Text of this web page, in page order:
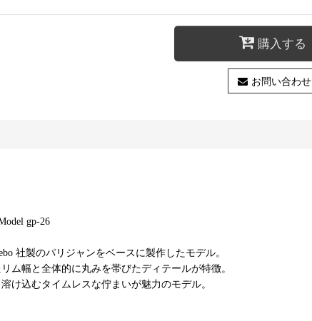
購入する
お問い合わせ
gp-26
社製のパリジャンをベースに製作したモデル。
ム幅と全体的に丸みを帯びたディテールが特徴。
け込むタイムレスな佇まいが魅力のモデル。